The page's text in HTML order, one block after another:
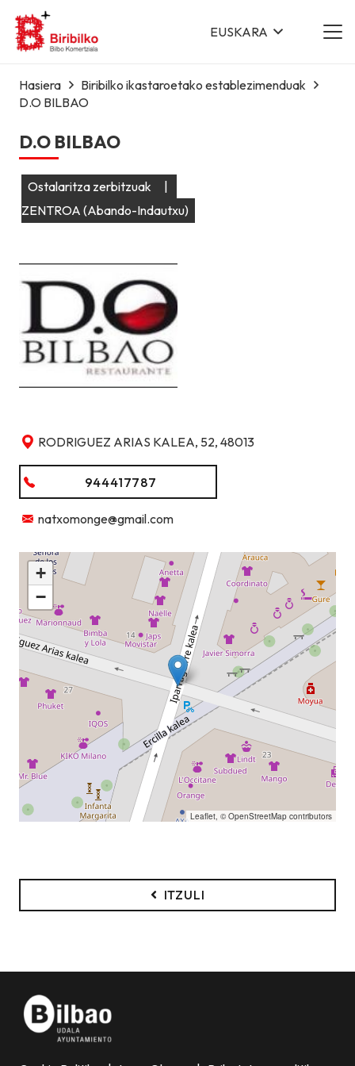
EUSKARA
Hasiera
Biribilko ikastaroetako establezimenduak
D.O BILBAO
D.O BILBAO
Ostalaritza zerbitzuak
|
ZENTROA (Abando-Indautxu)
RODRIGUEZ ARIAS KALEA, 52, 48013
944417787
natxomonge@gmail.com
+
−
Leaflet, ©OpenStreetMap contributors
ITZULI